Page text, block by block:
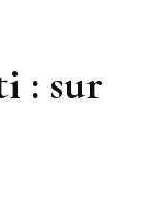
: sur